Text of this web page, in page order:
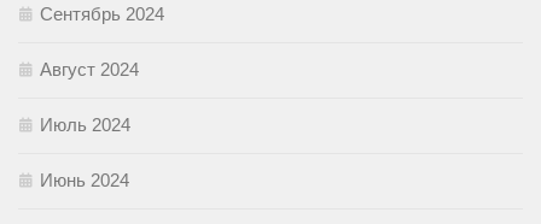
Сентябрь 2024
Август 2024
Июль 2024
Июнь 2024